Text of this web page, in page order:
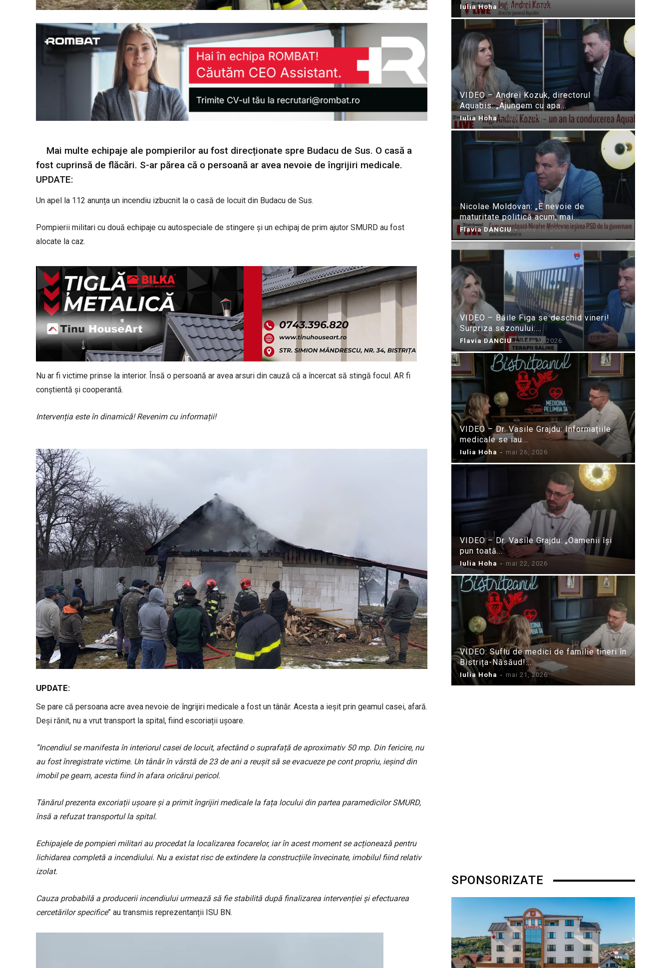
Mai multe echipaje ale pompierilor au fost direcționate spre Budacu de Sus. O casă a
fost cuprinsă de flăcări. S-ar părea că o persoană ar avea nevoie de îngrijiri medicale.
UPDATE:
Un apel la 112 anunța un incendiu izbucnit la o casă de locuit din Budacu de Sus.
Pompierii militari cu două echipaje cu autospeciale de stingere și un echipaj de prim ajutor SMURD au fost
alocate la caz.
Nu ar fi victime prinse la interior. Însă o persoană ar avea arsuri din cauză că a încercat să stingă focul. AR fi
conștientă și cooperantă.
Intervenția este în dinamică! Revenim cu informații!
UPDATE:
Se pare că persoana acre avea nevoie de îngrijiri medicale a fost un tânăr. Acesta a ieșit prin geamul casei, afară.
Deși rănit, nu a vrut transport la spital, fiind escoriații ușoare.
”Incendiul se manifesta în interiorul casei de locuit, afectând o suprafață de aproximativ 50 mp. Din fericire, nu
au fost înregistrate victime. Un tânăr în vârstă de 23 de ani a reușit să se evacueze pe cont propriu, ieșind din
imobil pe geam, acesta fiind în afara oricărui pericol.
Tânărul prezenta excoriații ușoare și a primit îngrijiri medicale la fața locului din partea paramedicilor SMURD,
însă a refuzat transportul la spital.
Echipajele de pompieri militari au procedat la localizarea focarelor, iar în acest moment se acționează pentru
lichidarea completă a incendiului. Nu a existat risc de extindere la construcțiile învecinate, imobilul fiind relativ
izolat.
Cauza probabilă a producerii incendiului urmează să fie stabilită după finalizarea intervenției și efectuarea
cercetărilor specifice” au transmis reprezentanții ISU BN.
Iulia Hoha - iulie 21, 2026
VIDEO – Andrei Kozuk, directorul
Aquabis: „Ajungem cu apa...
Iulia Hoha - iulie 21, 2026
Nicolae Moldovan: „E nevoie de
maturitate politică acum, mai...
Flavia DANCIU - iunie 10, 2026
VIDEO – Băile Figa se deschid vineri!
Surpriza sezonului:...
Flavia DANCIU - iunie 9, 2026
VIDEO – Dr. Vasile Grajdu: Informațiile
medicale se iau...
Iulia Hoha - mai 26, 2026
VIDEO – Dr. Vasile Grajdu: „Oamenii își
pun toată...
Iulia Hoha - mai 22, 2026
VIDEO: Suflu de medici de familie tineri în
Bistrița-Năsăud!...
Iulia Hoha - mai 21, 2026
SPONSORIZATE